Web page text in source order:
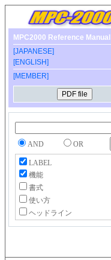
MPC2000 Reference Manual
[JAPANESE]
[ENGLISH]
[MEMBER]
AND OR
LABEL
機能
書式
使い方
ヘッドライン